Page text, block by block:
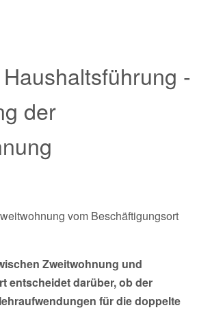
-
der
vom Beschäftigungsort
Zweitwohnung und
entscheidet darüber, ob der
für die doppelte